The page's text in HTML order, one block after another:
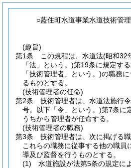
○藍住町水道事業水道技術管
(趣旨)
第1条
この規程は、水道法(昭和32
「法」という。)第19条に規定す
「技術管理者」という。)の職務
るものとする。
(技術管理者の任命)
第2条
技術管理者は、水道法施行令
号。以下「令」という。)第7条に
うちから管理者が任命する。
(技術管理者の職務)
第3条
技術管理者は、次に掲げる
これらの職務に従事する他の職員
導及び監督を行うものとする。
(1)
水道施設が法第5条の規定に